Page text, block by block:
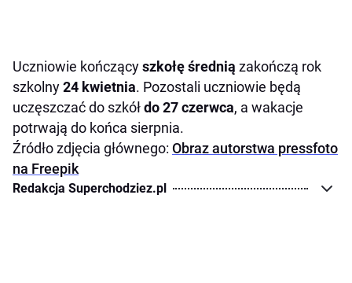
Uczniowie kończącyszkołę średnią zakończą rok
szkolny24 kwietnia. Pozostali uczniowie będą
uczęszczać do szkółdo 27 czerwca, a wakacje
potrwają do końca sierpnia.
Źródło zdjęcia głównego: Obraz autorstwa pressfoto
na Freepik
Redakcja Superchodziez.pl